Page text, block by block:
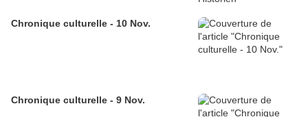
Chronique culturelle - 10 Nov.
Chronique culturelle - 9 Nov.